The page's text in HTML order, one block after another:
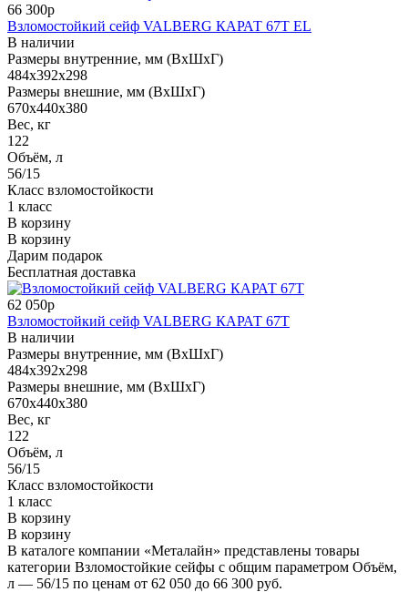
66 300р
Взломостойкий сейф VALBERG КАРАТ 67T EL
В наличии
Размеры внутренние, мм (ВхШхГ)
484x392x298
Размеры внешние, мм (ВхШхГ)
670x440x380
Вес, кг
122
Объём, л
56/15
Класс взломостойкости
1 класс
В корзину
В корзину
Дарим подарок
Бесплатная доставка
62 050р
Взломостойкий сейф VALBERG КАРАТ 67T
В наличии
Размеры внутренние, мм (ВхШхГ)
484x392x298
Размеры внешние, мм (ВхШхГ)
670x440x380
Вес, кг
122
Объём, л
56/15
Класс взломостойкости
1 класс
В корзину
В корзину
В каталоге компании «Металайн» представлены товары
категории Взломостойкие сейфы с общим параметром Объём,
л — 56/15 по ценам от 62 050 до 66 300 руб.